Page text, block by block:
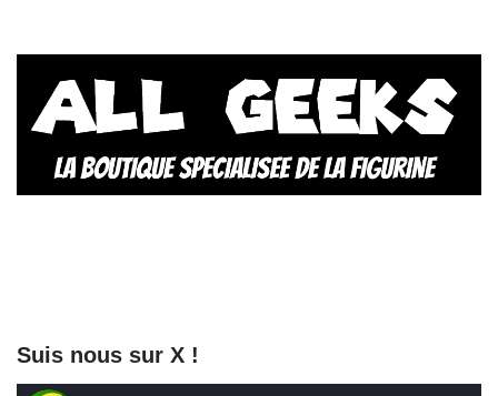
Suis nous sur X !